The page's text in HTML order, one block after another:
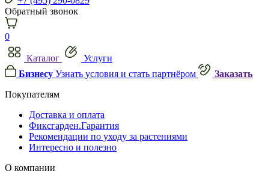
Обратный звонок
0
Каталог
Услуги
Бизнесу Узнать условия и стать партнёром
Покупателям
Доставка и оплата
Фиксгарден.Гарантия
Рекомендации по уходу за растениями
Интересно и полезно
О компании